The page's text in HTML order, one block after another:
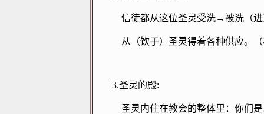
信徒都从这位圣灵受洗→被洗（
从（饮于）圣灵得着各种供应。
3.圣灵的殿:
圣灵内住在教会的整体里：你们是